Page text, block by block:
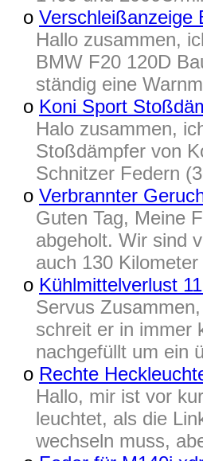
o Verschleißanzeige
Hallo zusammen,
BMW F20 120D
ständig eine
o Koni Sport
Halo zusammen,
Stoßdämpfer von
Schnitzer Federn
o Verbrannter
Guten Tag, Meine
abgeholt. Wir sind
auch 130
o Kühlmittelverlust
Servus
schreit er in immer
nachgefüllt um ein
o Rechte
Hallo, mir ist vor
leuchtet, als die
wechseln muss,